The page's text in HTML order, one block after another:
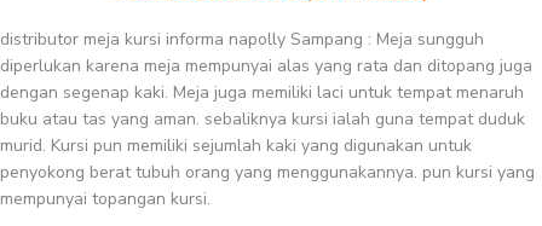
distributor meja kursi informa napolly Sampang : Meja sungguh
diperlukan karena meja mempunyai alas yang rata dan ditopang juga
dengan segenap kaki. Meja juga memiliki laci untuk tempat menaruh
buku atau tas yang aman. sebaliknya kursi ialah guna tempat duduk
murid. Kursi pun memiliki sejumlah kaki yang digunakan untuk
penyokong berat tubuh orang yang menggunakannya. pun kursi yang
mempunyai topangan kursi.